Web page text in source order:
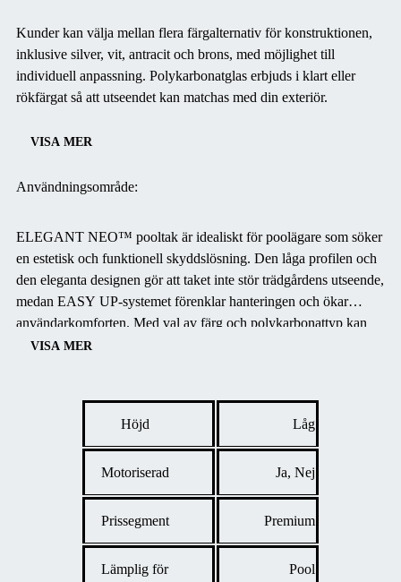
Kunder kan välja mellan flera färgalternativ för konstruktionen,
inklusive silver, vit, antracit och brons, med möjlighet till
individuell anpassning. Polykarbonatglas erbjuds i klart eller
rökfärgat så att utseendet kan matchas med din exteriör.
VISA MER
Användningsområde:
ELEGANT NEO™ pooltak är idealiskt för poolägare som söker
en estetisk och funktionell skyddslösning. Den låga profilen och
den eleganta designen gör att taket inte stör trädgårdens utseende,
medan EASY UP-systemet förenklar hanteringen och ökar
användarkomforten. Med val av färg och polykarbonattyp kan
taket skräddarsys för att smälta in i alla utemiljöer.
VISA MER
Höjd Låg
Motoriserad Ja, Nej
Prissegment Premium
Lämplig för Pool